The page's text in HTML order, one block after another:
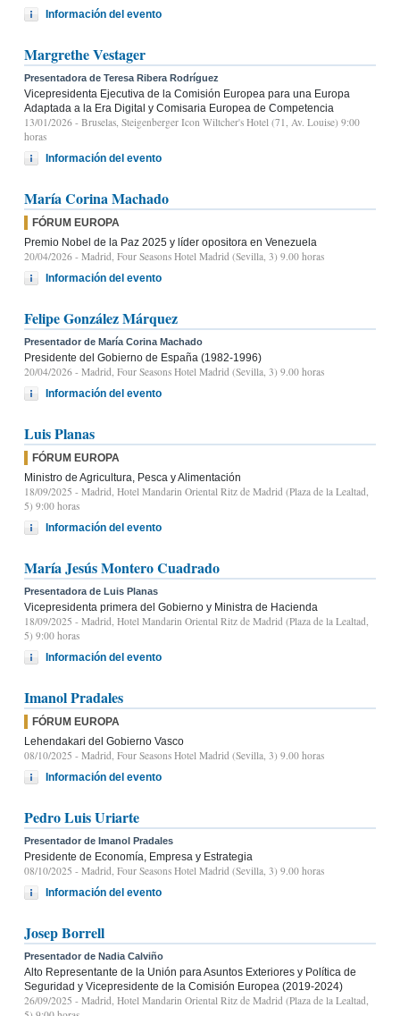
Información del evento
Margrethe Vestager
Presentadora de Teresa Ribera Rodríguez
Vicepresidenta Ejecutiva de la Comisión Europea para una Europa
Adaptada a la Era Digital y Comisaria Europea de Competencia
13/01/2026 - Bruselas, Steigenberger Icon Wiltcher's Hotel (71, Av. Louise) 9:00
horas
Información del evento
María Corina Machado
FÓRUM EUROPA
Premio Nobel de la Paz 2025 y líder opositora en Venezuela
20/04/2026 - Madrid, Four Seasons Hotel Madrid (Sevilla, 3) 9.00 horas
Información del evento
Felipe González Márquez
Presentador de María Corina Machado
Presidente del Gobierno de España (1982-1996)
20/04/2026 - Madrid, Four Seasons Hotel Madrid (Sevilla, 3) 9.00 horas
Información del evento
Luis Planas
FÓRUM EUROPA
Ministro de Agricultura, Pesca y Alimentación
18/09/2025 - Madrid, Hotel Mandarin Oriental Ritz de Madrid (Plaza de la Lealtad,
5) 9:00 horas
Información del evento
María Jesús Montero Cuadrado
Presentadora de Luis Planas
Vicepresidenta primera del Gobierno y Ministra de Hacienda
18/09/2025 - Madrid, Hotel Mandarin Oriental Ritz de Madrid (Plaza de la Lealtad,
5) 9:00 horas
Información del evento
Imanol Pradales
FÓRUM EUROPA
Lehendakari del Gobierno Vasco
08/10/2025 - Madrid, Four Seasons Hotel Madrid (Sevilla, 3) 9.00 horas
Información del evento
Pedro Luis Uriarte
Presentador de Imanol Pradales
Presidente de Economía, Empresa y Estrategia
08/10/2025 - Madrid, Four Seasons Hotel Madrid (Sevilla, 3) 9.00 horas
Información del evento
Josep Borrell
Presentador de Nadia Calviño
Alto Representante de la Unión para Asuntos Exteriores y Política de
Seguridad y Vicepresidente de la Comisión Europea (2019-2024)
26/09/2025 - Madrid, Hotel Mandarin Oriental Ritz de Madrid (Plaza de la Lealtad,